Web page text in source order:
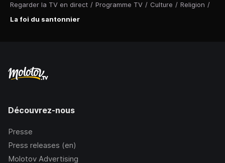
Regarder la TV en direct / Programme TV / Culture / Religion /
La foi du santonnier
Découvrez-nous
Presse
Press releases (en)
Molotov Advertising